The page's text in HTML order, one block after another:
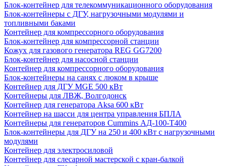
Блок-контейнер для телекоммуникационного оборудования
Блок-контейнеры с ДГУ, нагрузочными модулями и
топливными баками
Контейнер для компрессорного оборудования
Блок-контейнер для компрессорной станции
Кожух для газового генератора REG GG7200
Блок-контейнер для насосной станции
Контейнер для компрессорного оборудования
Блок-контейнеры на санях с люком в крыше
Контейнер для ДГУ MGE 500 кВт
Контейнеры для ЛВЖ, Волгодонск
Контейнер для генератора Aksa 600 кВт
Контейнер на шасси для центра управления БПЛА
Контейнеры для генераторов Cummins АД-100-Т400
Блок-контейнеры для ДГУ на 250 и 400 кВт с нагрузочными
модулями
Контейнер для электросиловой
Контейнер для слесарной мастерской с кран-балкой